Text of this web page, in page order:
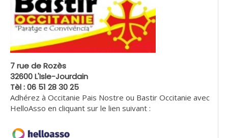
7 rue de Rozès
32600 L'Isle-Jourdain
Tèl : 06 51 28 30 25
Adhérez à Occitanie Pais Nostre ou Bastir Occitanie avec
HelloAsso en cliquant sur le lien suivant :